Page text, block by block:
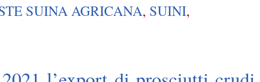
SUINA AGRICANA, SUINI,